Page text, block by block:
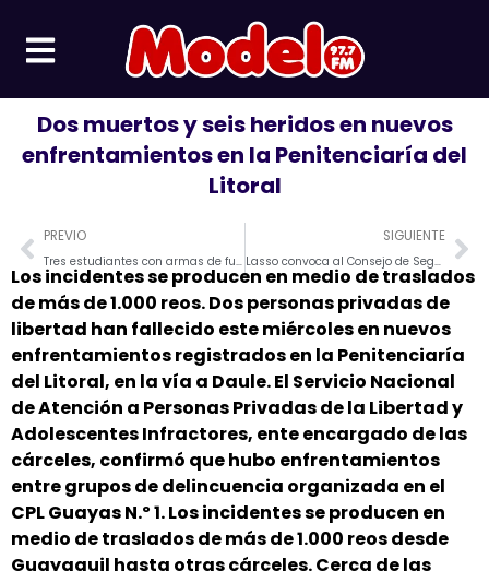
contenido
Dos muertos y seis heridos en nuevos
enfrentamientos en la Penitenciaría del
Litoral
Prev
PREVIO
Tres estudiantes con armas de fuego en un colegio fiscal de Guayaquil
SIGUIENTE
Lasso convoca al Consejo de Seguridad Pública.
Los incidentes se producen en medio de traslados
de más de 1.000 reos. Dos personas privadas de
libertad han fallecido este miércoles en nuevos
enfrentamientos registrados en la Penitenciaría
del Litoral, en la vía a Daule. El Servicio Nacional
de Atención a Personas Privadas de la Libertad y
Adolescentes Infractores, ente encargado de las
cárceles, confirmó que hubo enfrentamientos
entre grupos de delincuencia organizada en el
CPL Guayas N.º 1. Los incidentes se producen en
medio de traslados de más de 1.000 reos desde
Guayaquil hasta otras cárceles. Cerca de las